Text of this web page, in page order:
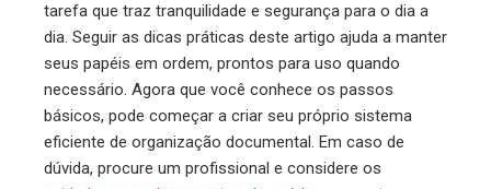
tarefa que traz tranquilidade e segurança para o dia a
dia. Seguir as dicas práticas deste artigo ajuda a manter
seus papéis em ordem, prontos para uso quando
necessário. Agora que você conhece os passos
básicos, pode começar a criar seu próprio sistema
eficiente de organização documental. Em caso de
dúvida, procure um profissional e considere os